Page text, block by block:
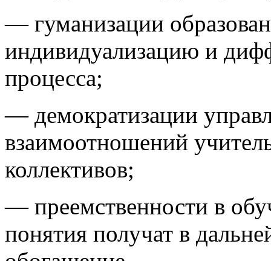
— гуманизации
индивидуализацию и
процесса;
— демократизации
взаимоотношений
коллективов;
— преемственности в
понятия получат в